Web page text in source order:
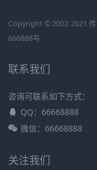
Copyright © 2002-2021
666888号
联系我们
咨询可联系如下方式：
QQ：66668888
微信：66668888
关注我们